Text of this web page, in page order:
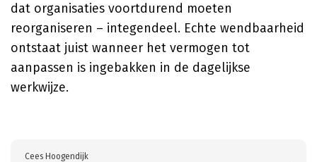
dat organisaties voortdurend moeten
reorganiseren – integendeel. Echte wendbaarheid
ontstaat juist wanneer het vermogen tot
aanpassen is ingebakken in de dagelijkse
werkwijze.
Cees Hoogendijk